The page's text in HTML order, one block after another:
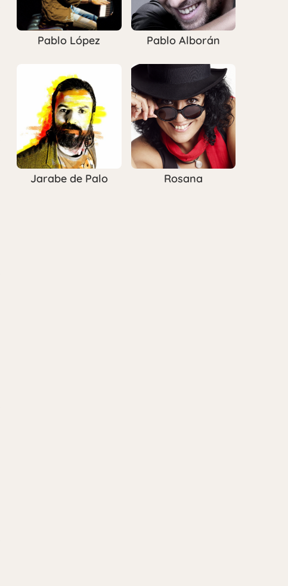
Pablo López Pablo Alborán
Jarabe de Palo Rosana